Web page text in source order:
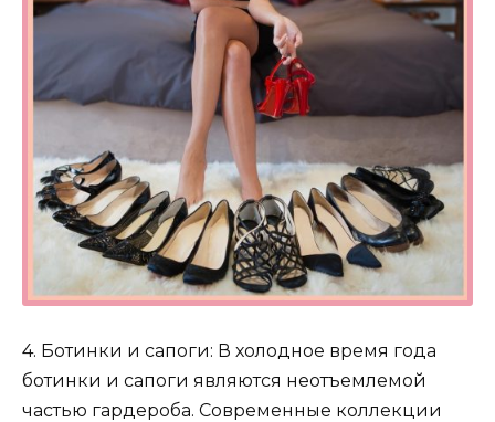
4. Ботинки и сапоги: В холодное время года
ботинки и сапоги являются неотъемлемой
частью гардероба. Современные коллекции